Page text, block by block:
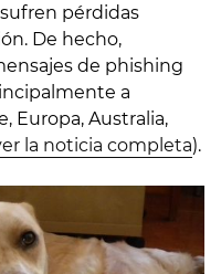
pérdidas
De hecho,
de phishing
a
Europa, Australia,
la noticia completa).